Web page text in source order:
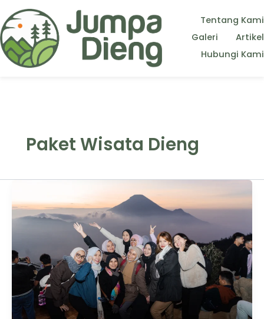
Tentang Kami
Galeri
Artikel
Hubungi Kami
Paket Wisata Dieng